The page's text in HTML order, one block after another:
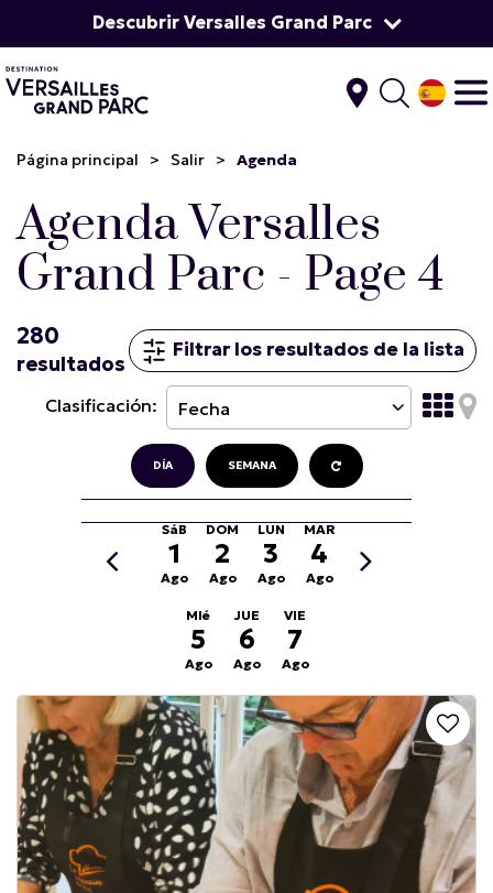
Descubrir Versalles Grand Parc
Página principal > Salir > Agenda
Agenda Versalles
Grand Parc - Page 4
280
resultados
Filtrar los resultados de la lista
Clasificación:
DÍA SEMANA
SáB
1
Ago
DOM
2
Ago
LUN
3
Ago
MAR
4
Ago
MIé
5
Ago
JUE
6
Ago
VIE
7
Ago